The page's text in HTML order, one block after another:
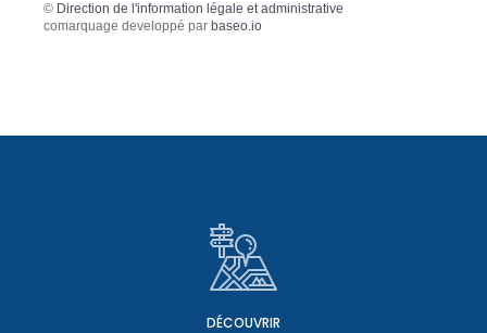
© Direction de l'information légale et administrative
comarquage developpé par baseo.io
DÉCOUVRIR